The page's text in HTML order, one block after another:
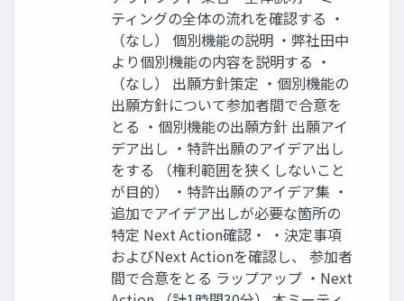
ティングの全体の流れを確認する ・
（なし） 個別機能の説明 ・弊社田中
より個別機能の内容を説明する ・
（なし） 出願方針策定 ・個別機能の
出願方針について参加者間で合意を
とる ・個別機能の出願方針 出願アイ
デア出し ・特許出願のアイデア出し
をする （権利範囲を狭くしないこと
が目的） ・特許出願のアイデア集 ・
追加でアイデア出しが必要な箇所の
特定 Next Action確認・ ・決定事項
およびNext Actionを確認し、 参加者
間で合意をとる ラップアップ ・Next